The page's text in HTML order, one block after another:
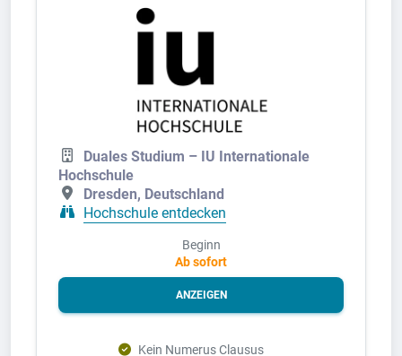
Duales Studium – IU Internationale
Hochschule
Dresden, Deutschland
Hochschule entdecken
Beginn
Ab sofort
ANZEIGEN
Kein Numerus Clausus